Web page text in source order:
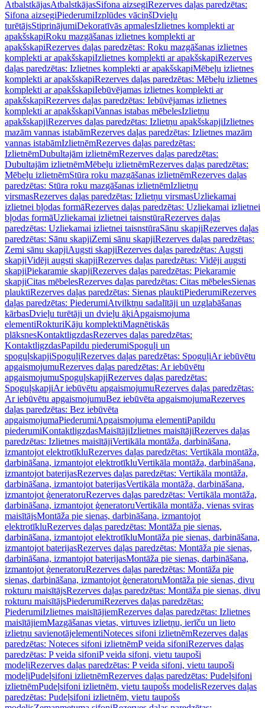
AtbalstkājasAtbalstkājasSifona aizsegiRezerves daļas paredzētas:
Sifona aizsegiPiederumiIzplūdes vāciņšDvieļu
turētājsStiprinājumiDekoratīvās apmalesIzlietnes komplekti ar
apakšskapiRoku mazgāšanas izlietnes komplekti ar
apakšskapiRezerves daļas paredzētas: Roku mazgāšanas izlietnes
komplekti ar apakšskapiIzlietnes komplekti ar apakšskapiRezerves
daļas paredzētas: Izlietnes komplekti ar apakšskapiMēbeļu izlietnes
komplekti ar apakšskapiRezerves daļas paredzētas: Mēbeļu izlietnes
komplekti ar apakšskapiIebūvējamas izlietnes komplekti ar
apakšskapiRezerves daļas paredzētas: Iebūvējamas izlietnes
komplekti ar apakšskapiVannas istabas mēbelesIzlietņu
apakšskapjiRezerves daļas paredzētas: Izlietņu apakšskapjiIzlietnes
mazām vannas istabāmRezerves daļas paredzētas: Izlietnes mazām
vannas istabāmIzlietnēmRezerves daļas paredzētas:
IzlietnēmDubultajām izlietnēmRezerves daļas paredzētas:
Dubultajām izlietnēmMēbeļu izlietnēmRezerves daļas paredzētas:
Mēbeļu izlietnēmStūra roku mazgāšanas izlietnēmRezerves daļas
paredzētas: Stūra roku mazgāšanas izlietnēmIzlietņu
virsmasRezerves daļas paredzētas: Izlietņu virsmasUzliekamai
izlietnei bļodas formāRezerves daļas paredzētas: Uzliekamai izlietnei
bļodas formāUzliekamai izlietnei taisnstūraRezerves daļas
paredzētas: Uzliekamai izlietnei taisnstūraSānu skapjiRezerves daļas
paredzētas: Sānu skapjiZemi sānu skapjiRezerves daļas paredzētas:
Zemi sānu skapjiAugsti skapjiRezerves daļas paredzētas: Augsti
skapjiVidēji augsti skapjiRezerves daļas paredzētas: Vidēji augsti
skapjiPiekaramie skapjiRezerves daļas paredzētas: Piekaramie
skapjiCitas mēbelesRezerves daļas paredzētas: Citas mēbelesSienas
plauktiRezerves daļas paredzētas: Sienas plauktiPiederumiRezerves
daļas paredzētas: PiederumiAtvilktņu sadalītāji un uzglabāšanas
kārbasDvieļu turētāji un dvieļu āķiApgaismojuma
elementiRokturiKāju komplektiMagnētiskās
plāksnesKontaktligzdasRezerves daļas paredzētas:
KontaktligzdasPapildu piederumiSpoguļi un
spoguļskapjiSpoguļiRezerves daļas paredzētas: SpoguļiAr iebūvētu
apgaismojumuRezerves daļas paredzētas: Ar iebūvētu
apgaismojumuSpoguļskapjiRezerves daļas paredzētas:
SpoguļskapjiAr iebūvētu apgaismojumuRezerves daļas paredzētas:
Ar iebūvētu apgaismojumuBez iebūvēta apgaismojumaRezerves
daļas paredzētas: Bez iebūvēta
apgaismojumaPiederumiApgaismojuma elementiPapildu
piederumiKontaktligzdasMaisītājiIzlietnes maisītājiRezerves daļas
paredzētas: Izlietnes maisītājiVertikāla montāža, darbināšana,
izmantojot elektrotīkluRezerves daļas paredzētas: Vertikāla montāža,
darbināšana, izmantojot elektrotīkluVertikāla montāža, darbināšana,
izmantojot baterijasRezerves daļas paredzētas: Vertikāla montāža,
darbināšana, izmantojot baterijasVertikāla montāža, darbināšana,
izmantojot ģeneratoruRezerves daļas paredzētas: Vertikāla montāža,
darbināšana, izmantojot ģeneratoruVertikāla montāža, vienas sviras
maisītājsMontāža pie sienas, darbināšana, izmantojot
elektrotīkluRezerves daļas paredzētas: Montāža pie sienas,
darbināšana, izmantojot elektrotīkluMontāža pie sienas, darbināšana,
izmantojot baterijasRezerves daļas paredzētas: Montāža pie sienas,
darbināšana, izmantojot baterijasMontāža pie sienas, darbināšana,
izmantojot ģeneratoruRezerves daļas paredzētas: Montāža pie
sienas, darbināšana, izmantojot ģeneratoruMontāža pie sienas, divu
rokturu maisītājsRezerves daļas paredzētas: Montāža pie sienas, divu
rokturu maisītājsPiederumiRezerves daļas paredzētas:
PiederumiIzlietnes maisītājiemRezerves daļas paredzētas: Izlietnes
maisītājiemMazgāšanas vietas, virtuves izlietņu, ierīču un lieto
izlietņu savienotājelementiNoteces sifoni izlietnēmRezerves daļas
paredzētas: Noteces sifoni izlietnēmP veida sifoniRezerves daļas
paredzētas: P veida sifoniP veida sifoni, vietu taupoši
modeļiRezerves daļas paredzētas: P veida sifoni, vietu taupoši
modeļiPudeļsifoni izlietnēmRezerves daļas paredzētas: Pudeļsifoni
izlietnēmPudeļsifoni izlietnēm, vietu taupošs modelisRezerves daļas
paredzētas: Pudeļsifoni izlietnēm, vietu taupošs